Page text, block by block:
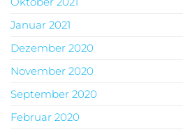
Januar 2021
Dezember 2020
November 2020
September 2020
Februar 2020